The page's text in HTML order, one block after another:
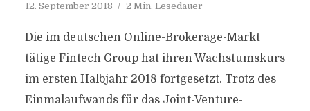
12. September 2018 2 Min. Lesedauer
Die im deutschen Online-Brokerage-Markt
tätige Fintech Group hat ihren Wachstumskurs
im ersten Halbjahr 2018 fortgesetzt. Trotz des
Einmalaufwands für das Joint-Venture-